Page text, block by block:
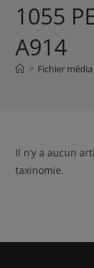
1055
A914
> Fichier média
Il n’y a aucun
taxinomie.